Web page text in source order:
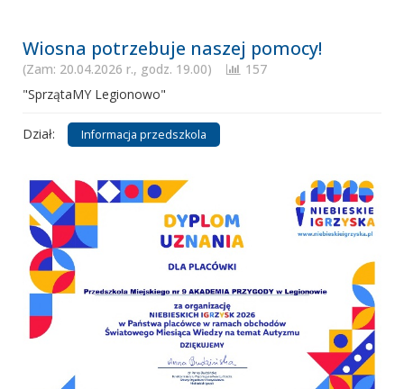
Wiosna potrzebuje naszej pomocy!
(Zam: 20.04.2026 r., godz. 19.00)
157
"SprzątaMY Legionowo"
Dział: Informacja przedszkola